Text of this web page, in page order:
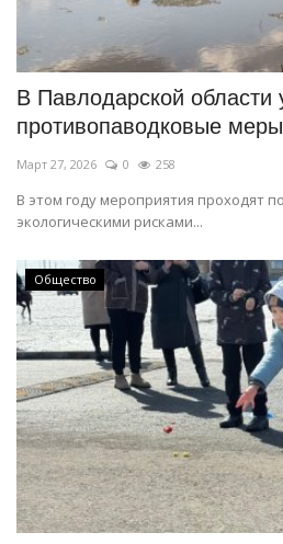
В Павлодарской области
противопаводковые меры
Март 27, 2026 0 258
В этом году мероприятия проходят
экологическими рисками...
Общество